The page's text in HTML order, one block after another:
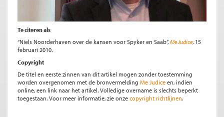
Te citeren als
“Niels Noorderhaven over de kansen voor Spyker en Saab”, Me Judice, 15
februari 2010.
Copyright
De titel en eerste zinnen van dit artikel mogen zonder toestemming
worden overgenomen met de bronvermelding Me Judice en, indien
online, een link naar het artikel. Volledige overname is slechts beperkt
toegestaan. Voor meer informatie, zie onze copyright richtlijnen.